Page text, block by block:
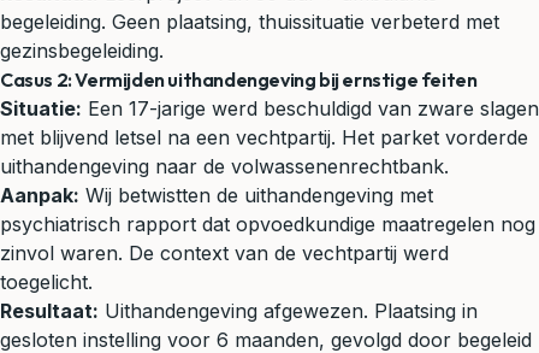
begeleiding. Geen plaatsing, thuissituatie verbeterd met
gezinsbegeleiding.
Casus 2: Vermijden uithandengeving bij ernstige feiten
Situatie: Een 17-jarige werd beschuldigd van zware slagen
met blijvend letsel na een vechtpartij. Het parket vorderde
uithandengeving naar de volwassenenrechtbank.
Aanpak: Wij betwistten de uithandengeving met
psychiatrisch rapport dat opvoedkundige maatregelen nog
zinvol waren. De context van de vechtpartij werd
toegelicht.
Resultaat: Uithandengeving afgewezen. Plaatsing in
gesloten instelling voor 6 maanden, gevolgd door begeleid